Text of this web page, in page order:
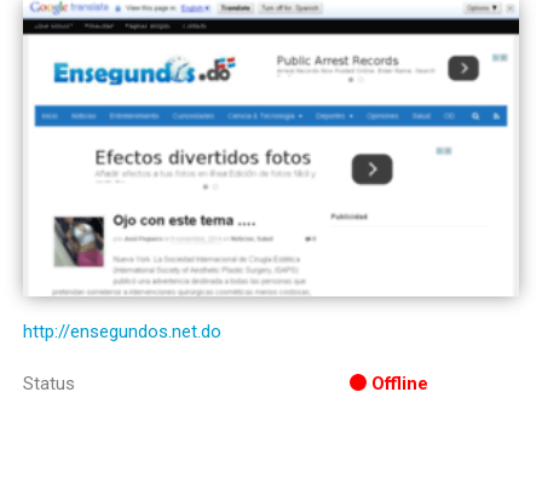
http://ensegundos.net.do
Status Offline